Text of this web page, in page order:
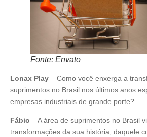
Fonte: Envato
Lonax Play – Como você enxerga a
suprimentos no Brasil nos últimos anos
empresas industriais de grande porte?
Fábio – A área de suprimentos no Brasil
transformações da sua história, daquele